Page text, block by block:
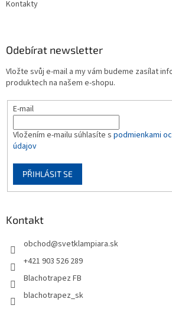
Kontakty
Odebírat newsletter
Vložte svůj e-mail a my vám budeme zasílat
produktech na našem e-shopu.
E-mail
Vložením e-mailu súhlasíte s podmienkami
údajov
PŘIHLÁSIT SE
Kontakt
obchod@svetklampiara.sk
+421 903 526 289
Blachotrapez FB
blachotrapez_sk